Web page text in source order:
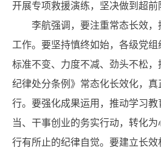
开展专项救援演练，坚决做到超前
李航强调，要注重常态长效
工作。要坚持慎终如始，各级党
标准不变、力度不减、劲头不松
纪律处分条例》常态化长效化，
行。要强化成果运用，推动学习教
当、干事创业的务实行动，转化为
行有所止的纪律自觉。要建立长